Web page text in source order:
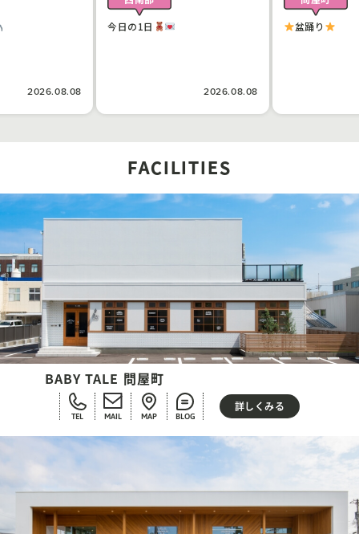
2026.08.08
今日の1日
2026.08.08
盆踊り
FACILITIES
BABY TALE 問屋町
TEL MAIL MAP BLOG
詳しくみる